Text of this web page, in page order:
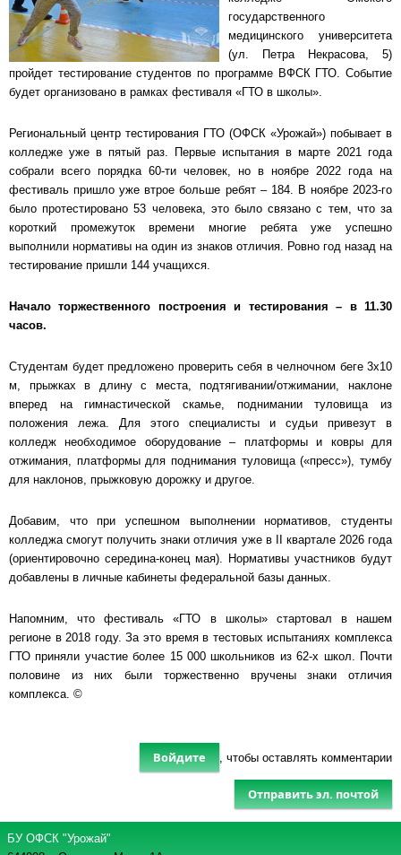
государственного
медицинского университета
(ул. Петра Некрасова, 5)
пройдет тестирование студентов по программе ВФСК ГТО. Событие
будет организовано в рамках фестиваля «ГТО в школы».
Региональный центр тестирования ГТО (ОФСК «Урожай») побывает в
колледже уже в пятый раз. Первые испытания в марте 2021 года
собрали всего порядка 60-ти человек, но в ноябре 2022 года на
фестиваль пришло уже втрое больше ребят – 184. В ноябре 2023-го
было протестировано 53 человека, это было связано с тем, что за
короткий промежуток времени многие ребята уже успешно
выполнили нормативы на один из знаков отличия. Ровно год назад на
тестирование пришли 144 учащихся.
Начало торжественного построения и тестирования – в 11.30
часов.
Студентам будет предложено проверить себя в челночном беге 3х10
м, прыжках в длину с места, подтягивании/отжимании, наклоне
вперед на гимнастической скамье, поднимании туловища из
положения лежа. Для этого специалисты и судьи привезут в
колледж необходимое оборудование – платформы и ковры для
отжимания, платформы для поднимания туловища («пресс»), тумбу
для наклонов, прыжковую дорожку и другое.
Добавим, что при успешном выполнении нормативов, студенты
колледжа смогут получить знаки отличия уже в II квартале 2026 года
(ориентировочно середина-конец мая). Нормативы участников будут
добавлены в личные кабинеты федеральной базы данных.
Напомним, что фестиваль «ГТО в школы» стартовал в нашем
регионе в 2018 году. За это время в тестовых испытаниях комплекса
ГТО приняли участие более 15 000 школьников из 62-х школ. Почти
половине из них были торжественно вручены знаки отличия
комплекса. ©
Войдите , чтобы оставлять комментарии
Отправить эл. почтой
БУ ОФСК "Урожай"